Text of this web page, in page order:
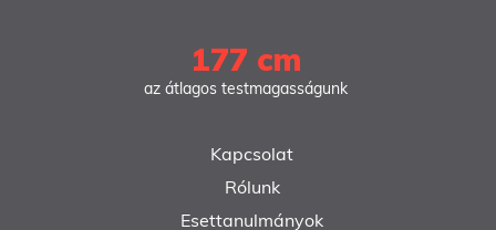
177 cm
az átlagos testmagasságunk
Kapcsolat
Rólunk
Esettanulmányok